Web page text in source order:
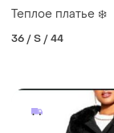
Теплое платье ❄️
36 / S / 44